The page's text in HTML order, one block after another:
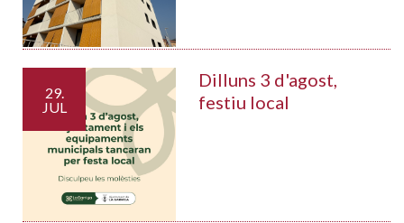
29.
JUL
Dilluns 3 d'agost,
festiu local